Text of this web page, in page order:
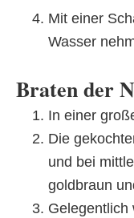
Mit einer
Wasser
Braten der
In einer
Die
und bei
goldbraun
Gelegentlich